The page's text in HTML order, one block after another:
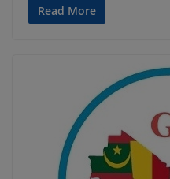
Read More